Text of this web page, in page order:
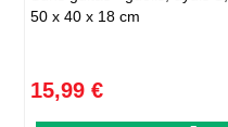
50 x 40 x 18 cm
15,99 €